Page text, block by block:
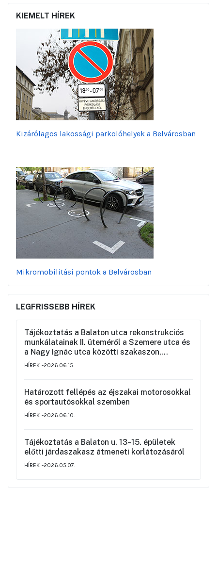
KIEMELT HÍREK
Kizárólagos lakossági parkolóhelyek a Belvárosban
Mikromobilitási pontok a Belvárosban
LEGFRISSEBB HÍREK
Tájékoztatás a Balaton utca rekonstrukciós
munkálatainak II. üteméről a Szemere utca és
a Nagy Ignác utca közötti szakaszon,
valamint a környék ideiglenes forgalmi
HÍREK 2026.06.15.
Határozott fellépés az éjszakai motorosokkal
és sportautósokkal szemben
HÍREK 2026.06.10.
Tájékoztatás a Balaton u. 13–15. épületek
előtti járdaszakasz átmeneti korlátozásáról
HÍREK 2026.05.07.